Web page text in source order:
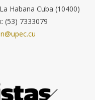
Habana Cuba (10400)
(53) 7333079